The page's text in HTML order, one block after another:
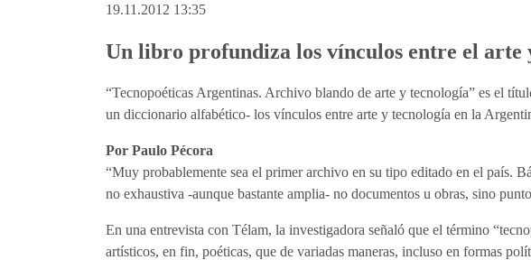
19.11.2012 13:35
Un libro profundiza los vínculos entre el arte
“Tecnopoéticas Argentinas. Archivo blando de arte y tecnología” es el
un diccionario alfabético- los vínculos entre arte y tecnología en la
Por Paulo Pécora
“Muy probablemente sea el primer archivo en su tipo editado en el país.
no exhaustiva -aunque bastante amplia- no documentos u obras, sino
En una entrevista con Télam, la investigadora señaló que el término
artísticos, en fin, poéticas, que de variadas maneras, incluso en formas